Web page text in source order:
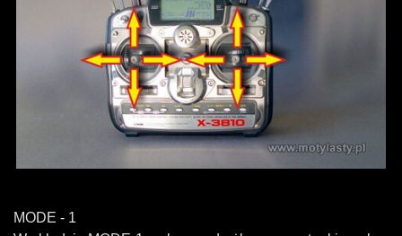
MODE - 1